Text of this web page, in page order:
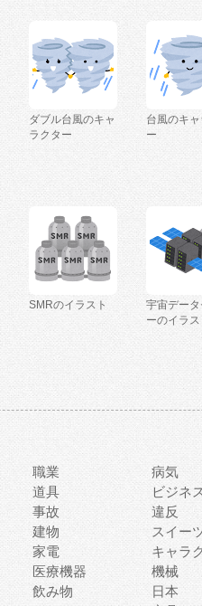
ダブル台風のキャ
ラクター
台風のキャ
ー
SMRのイラスト
宇宙データ
ーのイラス
職業 病気
道具 ビジネ
事故 違反
建物 スイー
家電 キャラ
医療機器 機械
飲み物 日本